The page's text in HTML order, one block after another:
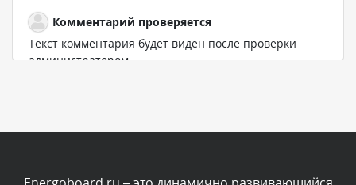
Комментарий проверяется
Текст комментария будет виден после проверки
администратором.